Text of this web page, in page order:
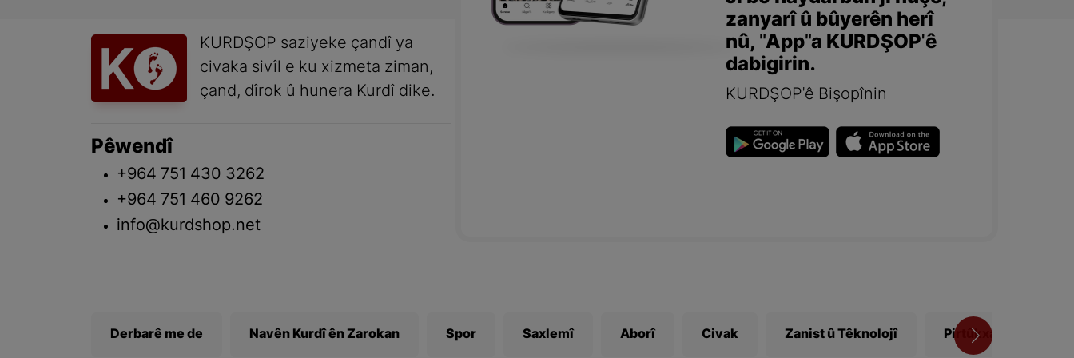
KURDŞOP saziyeke çandî ya
civaka sivîl e ku xizmeta ziman,
çand, dîrok û hunera Kurdî dike.
Pêwendî
+964 751 430 3262
+964 751 460 9262
info@kurdshop.net
zanyarî û bûyerên herî
nû, "App"a KURDŞOP'ê
dabigirin.
KURDŞOP'ê Bişopînin
Derbarê me de Navên Kurdî ên Zarokan Spor Saxlemî Aborî Civak Zanist û Têknolojî Pirtûkxane